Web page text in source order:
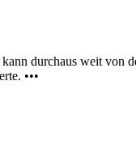
kann durchaus weit von
•••